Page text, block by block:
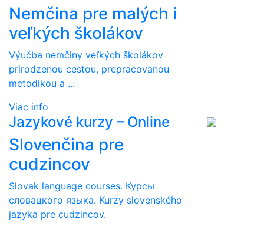
Nemčina pre malých i
veľkých školákov
Výučba nemčiny veľkých školákov
prirodzenou cestou, prepracovanou
metodikou a ...
Viac info
Jazykové kurzy – Online
Slovenčina pre
cudzincov
Slovak language courses. Курсы
словацкого языка. Kurzy slovenského
jazyka pre cudzincov.